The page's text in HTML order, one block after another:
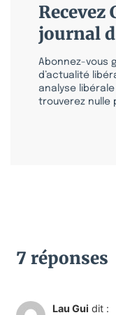
journal
Abonnez-vous
d’actualité
analyse
trouverez nulle
7 réponses
Lau Gui dit :